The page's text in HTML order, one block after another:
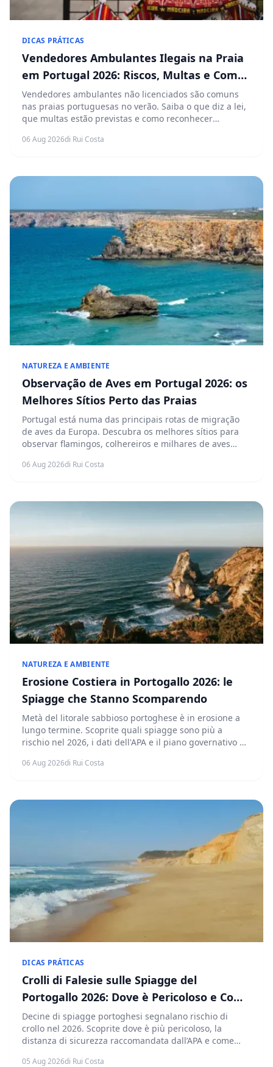
DICAS PRÁTICAS
Vendedores Ambulantes Ilegais na Praia
em Portugal 2026: Riscos, Multas e Como
Reconhecer Contrafação
Vendedores ambulantes não licenciados são comuns
nas praias portuguesas no verão. Saiba o que diz a lei,
que multas estão previstas e como reconhecer
06 Aug 2026di Rui Costa
NATUREZA E AMBIENTE
Observação de Aves em Portugal 2026: os
Melhores Sítios Perto das Praias
Portugal está numa das principais rotas de migração
de aves da Europa. Descubra os melhores sítios para
observar flamingos, colhereiros e milhares de aves
do país.
06 Aug 2026di Rui Costa
NATUREZA E AMBIENTE
Erosione Costiera in Portogallo 2026: le
Spiagge che Stanno Scomparendo
Metà del litorale sabbioso portoghese è in erosione a
lungo termine. Scoprite quali spiagge sono più a
rischio nel 2026, i dati dell'APA e il piano governativo da
06 Aug 2026di Rui Costa
DICAS PRÁTICAS
Crolli di Falesie sulle Spiagge del
Portogallo 2026: Dove è Pericoloso e Come
Proteggersi
Decine di spiagge portoghesi segnalano rischio di
crollo nel 2026. Scoprite dove è più pericoloso, la
distanza di sicurezza raccomandata dall’APA e come
05 Aug 2026di Rui Costa